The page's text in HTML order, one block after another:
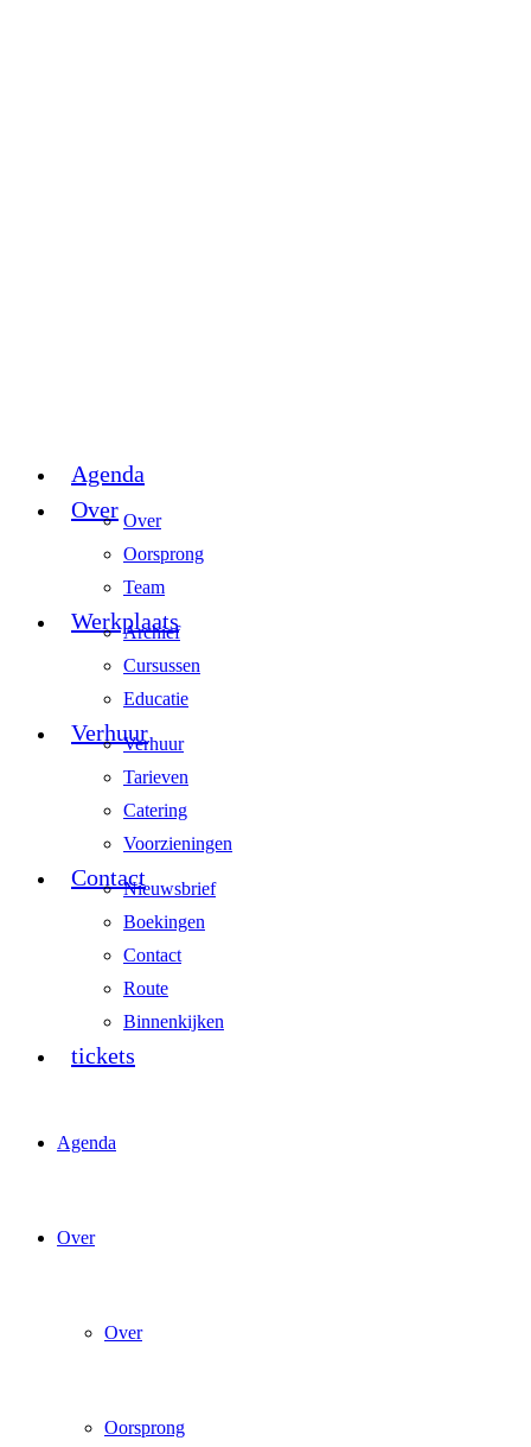
Agenda
Over Over
Oorsprong
Team
Werkplaats
Archief
Cursussen
Educatie
VerhuurVerhuur
Tarieven
Catering
Voorzieningen
ContactNieuwsbrief
Boekingen
Contact
Route
Binnenkijken
tickets
Agenda
Over
Over
Oorsprong